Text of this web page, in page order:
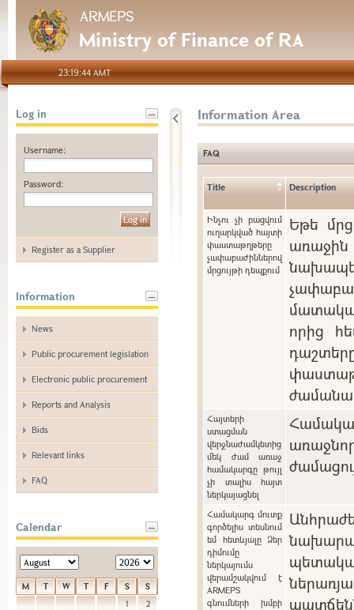
ARMEPS
Ministry of Finance of RA
23:19:44 AMT
Log in
Username:
Password:
Register as a Supplier
Information
News
Public procurement legislation
Electronic public procurement
Reports and Analysis
Bids
Relevant links
FAQ
Calendar
M T W T F S
S
1
2
Information Area
FAQ
Title Description
Ինչու չի բացվում
ուղարկված հայտի
փաստաթղթերը
չափաբաժիններով
մրցույթի դեպքում
Եթե
առաջին
որից
Հայտերի
ստացման
վերջնաժամկետից
մեկ ժամ առաջ
համակարգը թույլ
չի տալիս հայտ
ներկայացնել
Համակարգ մուտք
գործելիս տեսնում
եմ հետևյալը Ձեր
դիմումը
ներկայումս
վերամշակվում է
ARMEPS
գնումների խմբի